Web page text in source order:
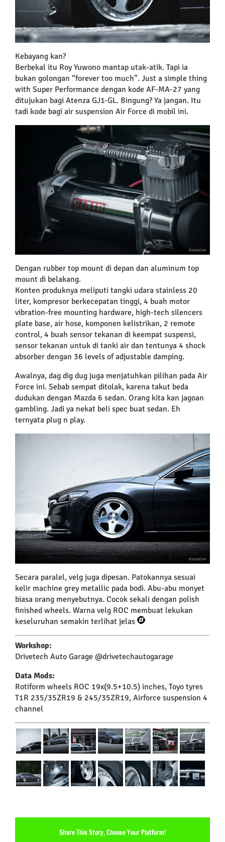
Kebayang kan?
Berbekal itu Roy Yuwono mantap utak-atik. Tapi ia
bukan golongan “forever too much”. Just a simple thing
with Super Performance dengan kode AF-MA-27 yang
ditujukan bagi Atenza GJ1-GL. Bingung? Ya jangan. Itu
tadi kode bagi air suspension Air Force di mobil ini.
Dengan rubber top mount di depan dan aluminum top
mount di belakang.
Konten produknya meliputi tangki udara stainless 20
liter, kompresor berkecepatan tinggi, 4 buah motor
vibration-free mounting hardware, high-tech silencers
plate base, air hose, komponen kelistrikan, 2 remote
control, 4 buah sensor tekanan di keempat suspensi,
sensor tekanan untuk di tanki air dan tentunya 4 shock
absorber dengan 36 levels of adjustable damping.
Awalnya, dag dig dug juga menjatuhkan pilihan pada Air
Force ini. Sebab sempat ditolak, karena takut beda
dudukan dengan Mazda 6 sedan. Orang kita kan jagoan
gambling. Jadi ya nekat beli spec buat sedan. Eh
ternyata plug n play.
Secara paralel, velg juga dipesan. Patokannya sesuai
kelir machine grey metallic pada bodi. Abu-abu monyet
biasa orang menyebutnya. Cocok sekali dengan polish
finished wheels. Warna velg ROC membuat lekukan
keseluruhan semakin terlihat jelas
Workshop:
Drivetech Auto Garage @drivetechautogarage
Data Mods:
Rotiform wheels ROC 19x(9.5+10.5) inches, Toyo tyres
T1R 235/35ZR19 & 245/35ZR19, Airforce suspension 4
channel
Share This Story, Choose Your Platform!